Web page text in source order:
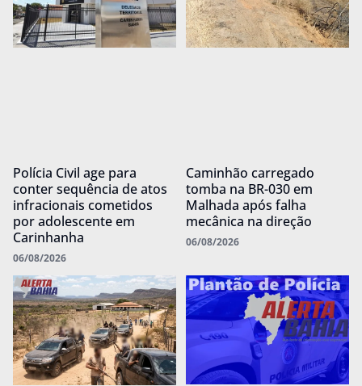
Polícia Civil age para
conter sequência de atos
infracionais cometidos
por adolescente em
Carinhanha
06/08/2026
Caminhão carregado
tomba na BR-030 em
Malhada após falha
mecânica na direção
06/08/2026